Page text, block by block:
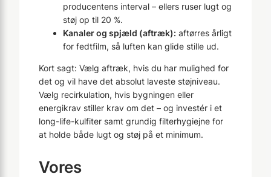
producentens interval – ellers ruser lugt og
støj op til 20 %.
Kanaler og spjæld (aftræk): aftørres årligt
for fedtfilm, så luften kan glide stille ud.
Kort sagt: Vælg aftræk, hvis du har mulighed for
det og vil have det absolut laveste støjniveau.
Vælg recirkulation, hvis bygningen eller
energikrav stiller krav om det – og investér i et
long-life-kulfiter samt grundig filterhygiejne for
at holde både lugt og støj på et minimum.
Vores